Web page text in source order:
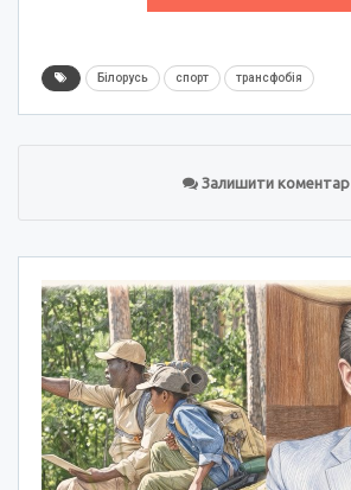
Білорусь спорт трансфобія
Залишити коментар